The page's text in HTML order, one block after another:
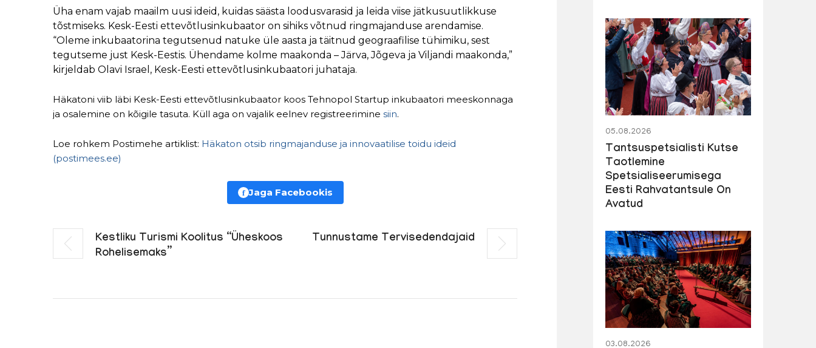
Üha enam vajab maailm uusi ideid, kuidas säästa loodusvarasid ja leida viise jätkusuutlikkuse
tõstmiseks. Kesk-Eesti ettevõtlusinkubaator on sihiks võtnud ringmajanduse arendamise.
“Oleme inkubaatorina tegutsenud natuke üle aasta ja täitnud geograafilise tühimiku, sest
tegutseme just Kesk-Eestis. Ühendame kolme maakonda – Järva, Jõgeva ja Viljandi maakonda,”
kirjeldab Olavi Israel, Kesk-Eesti ettevõtlusinkubaatori juhataja.
Häkatoni viib läbi Kesk-Eesti ettevõtlusinkubaator koos Tehnopol Startup inkubaatori meeskonnaga
ja osalemine on kõigile tasuta. Küll aga on vajalik eelnev registreerimine siin.
Loe rohkem Postimehe artiklist: Häkaton otsib ringmajanduse ja innovaatilise toidu ideid
(postimees.ee)
f Jaga Facebookis
Kestliku Turismi Koolitus “Üheskoos
Rohelisemaks”
Tunnustame Tervisedendajaid
05.08.2026
Tantsuspetsialisti Kutse
Taotlemine
Spetsialiseerumisega
Eesti Rahvatantsule On
Avatud
03.08.2026